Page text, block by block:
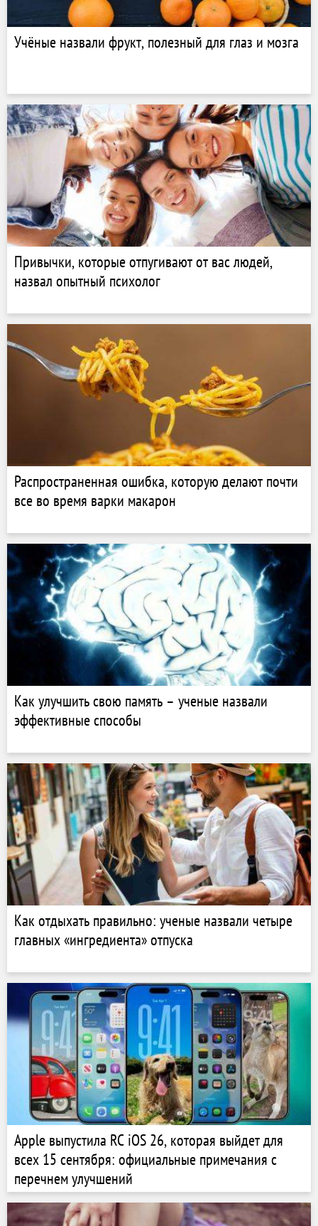
Учёные назвали фрукт, полезный для глаз и мозга
Привычки, которые отпугивают от вас людей,
назвал опытный психолог
Распространенная ошибка, которую делают почти
все во время варки макарон
Как улучшить свою память – ученые назвали
эффективные способы
Как отдыхать правильно: ученые назвали четыре
главных «ингредиента» отпуска
Apple выпустила RC iOS 26, которая выйдет для
всех 15 сентября: официальные примечания с
перечнем улучшений